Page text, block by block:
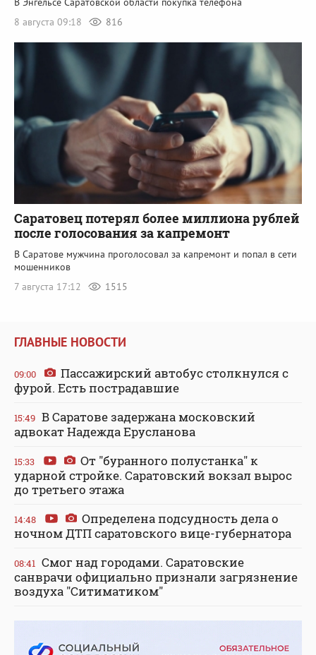
8 августа 09:18
816
Саратовец потерял более миллиона рублей
после голосования за капремонт
В Саратове мужчина проголосовал за капремонт и попал в сети
мошенников
7 августа 17:12
1515
ГЛАВНЫЕ НОВОСТИ
09:00
Пассажирский автобус столкнулся с
фурой. Есть пострадавшие
15:49 В Саратове задержана московский
адвокат Надежда Ерусланова
15:33
От "буранного полустанка" к
ударной стройке. Саратовский вокзал вырос
до третьего этажа
14:48
Определена подсудность дела о
ночном ДТП саратовского вице-губернатора
08:41 Смог над городами. Саратовские
санврачи официально признали загрязнение
воздуха "Ситиматиком"